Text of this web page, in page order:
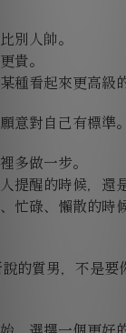
別人帥。
貴。
種看起來更高級
意對自己有標準。
多做一步。
提醒的時候，還
忙碌、懶散的時
的質男，不是要